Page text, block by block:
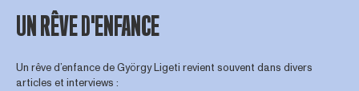
UN RÊVE D'ENFANCE
Un rêve d’enfance de György Ligeti revient souvent dans divers
articles et interviews :